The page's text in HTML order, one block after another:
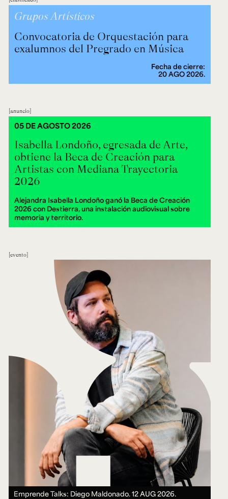
Grupos Artísticos
Convocatoria de Orquestación para
exalumnos del Pregrado en Música
Fecha de cierre:
20 AGO 2026.
anuncio
Isabella Londoño, egresada de Arte,
obtiene la Beca de Creación para
Artistas con Mediana Trayectoria
2026
Alejandra Isabella Londoño ganó la Beca de Creación
2026 con Destierra, una instalación audiovisual sobre
memoria y territorio.
05 DE AGOSTO 2026
evento
Emprende Talks: Diego Maldonado.12 AUG 2026.